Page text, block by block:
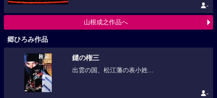
-
山根成之作品へ
郷ひろみ作品
鑓の権三
出雲の国、松江藩の表小姓...
-